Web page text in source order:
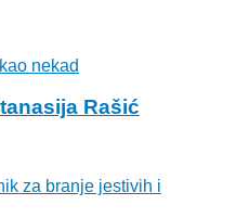
RSD.
Rašić
RSD.